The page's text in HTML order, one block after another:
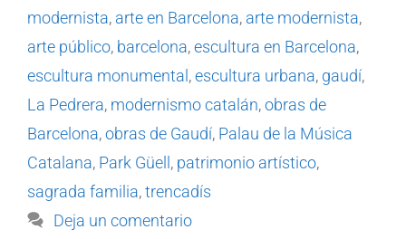
modernista, arte en Barcelona, arte modernista,
arte público, barcelona,escultura en Barcelona,
escultura monumental ,escultura urbana, gaudí,
La Pedrera, modernismo catalán,obras de
Barcelona,obras de Gaudí, Palau de la Música
Catalana, Park Güell , patrimonio artístico,
sagrada familia,trencadís
Deja un comentario